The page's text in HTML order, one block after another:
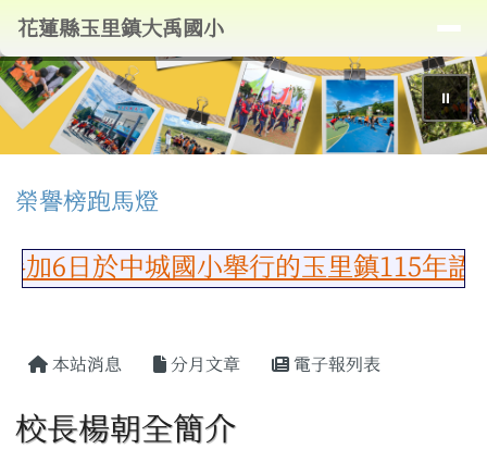
花蓮縣玉里鎮大禹國小
導覽列
花蓮縣玉里鎮大禹國小
⏸
上中區域內容
榮譽榜跑馬燈
中城國小舉行的玉里鎮115年語文競賽
本站消息 分月文章 電子報列表
校長楊朝全簡介